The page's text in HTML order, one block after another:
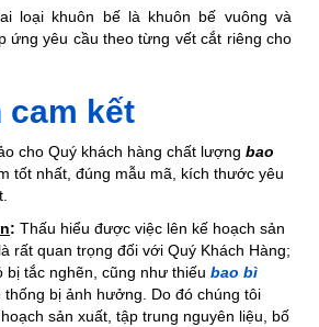
loại khuôn bế là khuôn bế vuông và
ứng yêu cầu theo từng vết cắt riêng cho
cam kết
cho Quý khách hàng chất lượng bao
tốt nhất, đúng mẫu mã, kích thước yêu
: Thấu hiểu được việc lên kế hoạch sản
rất quan trọng đối với Quý Khách Hàng;
bị tắc nghẽn, cũng như thiếu bao bì
thống bị ảnh hưởng. Do đó chúng tôi
sản xuất, tập trung nguyên liệu, bố